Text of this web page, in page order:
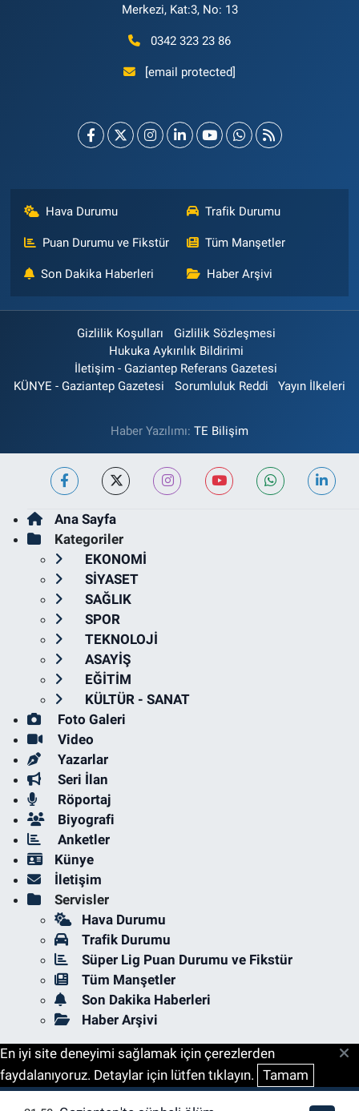
Merkezi, Kat:3, No: 13
0342 323 23 86
[email protected]
Hava Durumu Trafik Durumu
Puan Durumu ve Fikstür Tüm Manşetler
Son Dakika Haberleri Haber Arşivi
Gizlilik Koşulları
Gizlilik Sözleşmesi
Hukuka Aykırılık Bildirimi
İletişim - Gaziantep Referans Gazetesi
KÜNYE - Gaziantep Gazetesi
Sorumluluk Reddi Yayın İlkeleri
Haber Yazılımı: TE Bilişim
Ana Sayfa
Kategoriler
EKONOMİ
SİYASET
SAĞLIK
SPOR
TEKNOLOJİ
ASAYİŞ
EĞİTİM
KÜLTÜR - SANAT
Foto Galeri
Video
Yazarlar
Seri İlan
Röportaj
Biyografi
Anketler
Künye
İletişim
Servisler
Hava Durumu
Trafik Durumu
Süper Lig Puan Durumu ve Fikstür
Tüm Manşetler
Son Dakika Haberleri
Haber Arşivi
En iyi site deneyimi sağlamak için çerezlerden
faydalanıyoruz. Detaylar için lütfen tıklayın. Tamam